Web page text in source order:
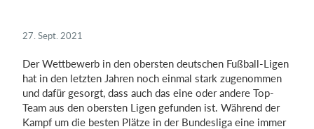
Vereins App
Belegungsplan
Was kostet es?
Deutsch
27. Sept. 2021
Der Wettbewerb in den obersten deutschen Fußball-Ligen
hat in den letzten Jahren noch einmal stark zugenommen
und dafür gesorgt, dass auch das eine oder andere Top-
Team aus den obersten Ligen gefunden ist. Während der
Kampf um die besten Plätze in der Bundesliga eine immer